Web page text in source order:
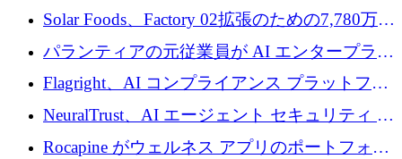
ースし、60 万ドルのプレシード資金を確保
Solar Foods、Factory 02拡張のための7,780万ユ
ーロの資金調達パッケージを獲得
パランティアの元従業員が AI エンタープライ
ズ スタートアップの Conduct に 6,000 万ドル
を調達
Flagright、AI コンプライアンス プラットフォ
ームを拡張するためにシリーズ A で 1,250 万
ドルを確保
NeuralTrust、AI エージェント セキュリティ プ
ラットフォームの拡張に 2,000 万ドルを調達
Rocapine がウェルネス アプリのポートフォリ